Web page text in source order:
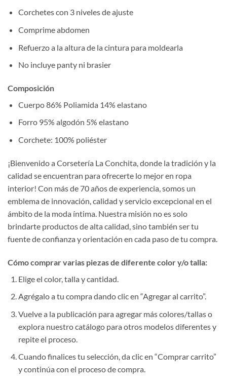
Corchetes con 3 niveles de ajuste
Comprime abdomen
Refuerzo a la altura de la cintura para moldearla
No incluye panty ni brasier
Composición
Cuerpo 86% Poliamida 14% elastano
Forro 95% algodón 5% elastano
Corchete: 100% poliéster
¡Bienvenido a Corsetería La Conchita, donde la tradición y la
calidad se encuentran para ofrecerte lo mejor en ropa
interior! Con más de 70 años de experiencia, somos un
emblema de innovación, calidad y servicio excepcional en el
ámbito de la moda íntima. Nuestra misión no es solo
brindarte productos de alta calidad, sino también ser tu
fuente de confianza y orientación en cada paso de tu compra.
Cómo comprar varias piezas de diferente color y/o talla:
Elige el color, talla y cantidad.
Agrégalo a tu compra dando clic en “Agregar al carrito”.
Vuelve a la publicación para agregar más colores/tallas o
explora nuestro catálogo para otros modelos diferentes y
repite el proceso.
Cuando finalices tu selección, da clic en “Comprar carrito”
y continúa con el proceso de compra.